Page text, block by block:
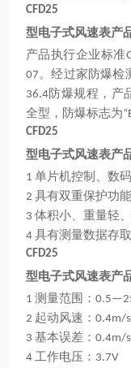
CFD25
型电子式风速表产
产品执行企业标准
07 。经过家防爆检
36.4防爆规程，产
全型，防爆标志为
CFD25
型电子式风速表产
1 单片机控制、数
2 具有双重保护功
3 体积小、重量轻、
4 具有测量数据存取
CFD25
型电子式风速表产
1 测量范围：
2 起动风速： 0.4m/s
3 基本误差： 0.4m/s
4 工作电压： 3.7V